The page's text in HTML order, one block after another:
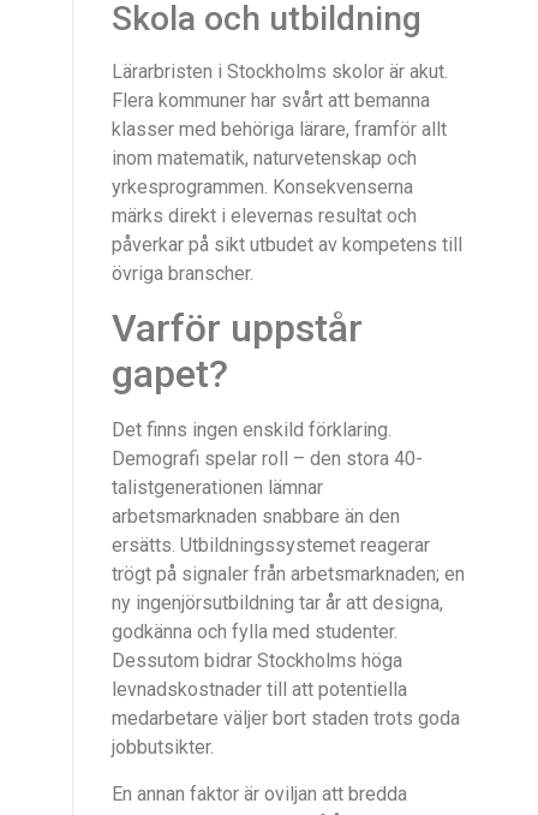
Skola och utbildning
Lärarbristen i Stockholms skolor är akut.
Flera kommuner har svårt att bemanna
klasser med behöriga lärare, framför allt
inom matematik, naturvetenskap och
yrkesprogrammen. Konsekvenserna
märks direkt i elevernas resultat och
påverkar på sikt utbudet av kompetens till
övriga branscher.
Varför uppstår
gapet?
Det finns ingen enskild förklaring.
Demografi spelar roll – den stora 40-
talistgenerationen lämnar
arbetsmarknaden snabbare än den
ersätts. Utbildningssystemet reagerar
trögt på signaler från arbetsmarknaden; en
ny ingenjörsutbildning tar år att designa,
godkänna och fylla med studenter.
Dessutom bidrar Stockholms höga
levnadskostnader till att potentiella
medarbetare väljer bort staden trots goda
jobbutsikter.
En annan faktor är oviljan att bredda